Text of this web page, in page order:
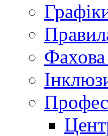
Фахова